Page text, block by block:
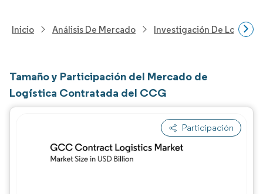
Inicio Análisis De Mercado Investigación De Logística
Tamaño y Participación del Mercado de
Logística Contratada del CCG
Participación